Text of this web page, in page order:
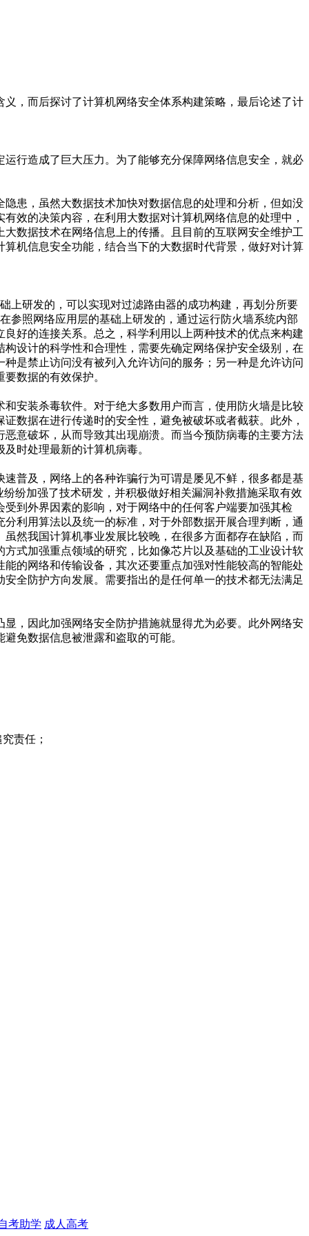
，而后探讨了计算机网络安全体系构建策略，最后论述了计
行造成了巨大压力。为了能够充分保障网络信息安全，就必
患，虽然大数据技术加快对数据信息的处理和分析，但如没
效的决策内容，在利用大数据对计算机网络信息的处理中，
数据技术在网络信息上的传播。且目前的互联网安全维护工
机信息安全功能，结合当下的大数据时代背景，做好对计算
上研发的，可以实现对过滤路由器的成功构建，再划分所要
参照网络应用层的基础上研发的，通过运行防火墙系统内部
好的连接关系。总之，科学利用以上两种技术的优点来构建
设计的科学性和合理性，需要先确定网络保护安全级别，在
是禁止访问没有被列入允许访问的服务；另一种是允许访问
数据的有效保护。
安装杀毒软件。对于绝大多数用户而言，使用防火墙是比较
数据在进行传递时的安全性，避免被破坏或者截获。此外，
意破坏，从而导致其出现崩溃。而当今预防病毒的主要方法
时处理最新的计算机病毒。
普及，网络上的各种诈骗行为可谓是屡见不鲜，很多都是基
纷加强了技术研发，并积极做好相关漏洞补救措施采取有效
到外界因素的影响，对于网络中的任何客户端要加强其检
利用算法以及统一的标准，对于外部数据开展合理判断，通
然我国计算机事业发展比较晚，在很多方面都存在缺陷，而
式加强重点领域的研究，比如像芯片以及基础的工业设计软
的网络和传输设备，其次还要重点加强对性能较高的智能处
全防护方向发展。需要指出的是任何单一的技术都无法满足
，因此加强网络安全防护措施就显得尤为必要。此外网络安
免数据信息被泄露和盗取的可能。
责任；
考助学 成人高考